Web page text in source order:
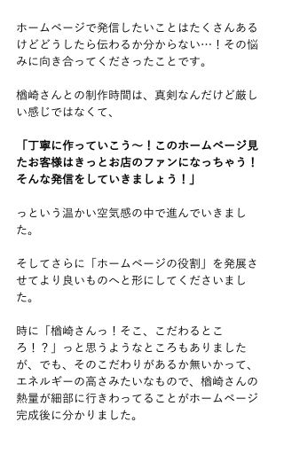
ホームページで発信したいことはたくさんある
けどどうしたら伝わるか分からない…！その悩
みに向き合ってくださったことです。
楢崎さんとの制作時間は、真剣なんだけど厳し
い感じではなくて、
「丁寧に作っていこう〜！このホームページ見
たお客様はきっとお店のファンになっちゃう！
そんな発信をしていきましょう！」
っという温かい空気感の中で進んでいきまし
た。
そしてさらに「ホームページの役割」を発展さ
せてより良いものへと形にしてくださいまし
た。
時に「楢崎さんっ！そこ、こだわるとこ
ろ！？」っと思うようなところもありました
が、でも、そのこだわりがあるか無いかって、
エネルギーの高さみたいなもので、楢崎さんの
熱量が細部に行きわってることがホームページ
完成後に分かりました。